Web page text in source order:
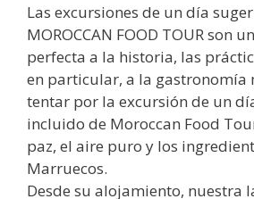
Las excursiones de un día
MOROCCAN FOOD TOUR son
perfecta a la historia, las
en particular, a la gastronomía
tentar por la excursión de un
incluido de Moroccan Food
paz, el aire puro y los
Marruecos.
Desde su alojamiento, nuestra